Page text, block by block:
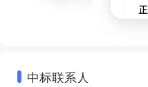
中标联系人